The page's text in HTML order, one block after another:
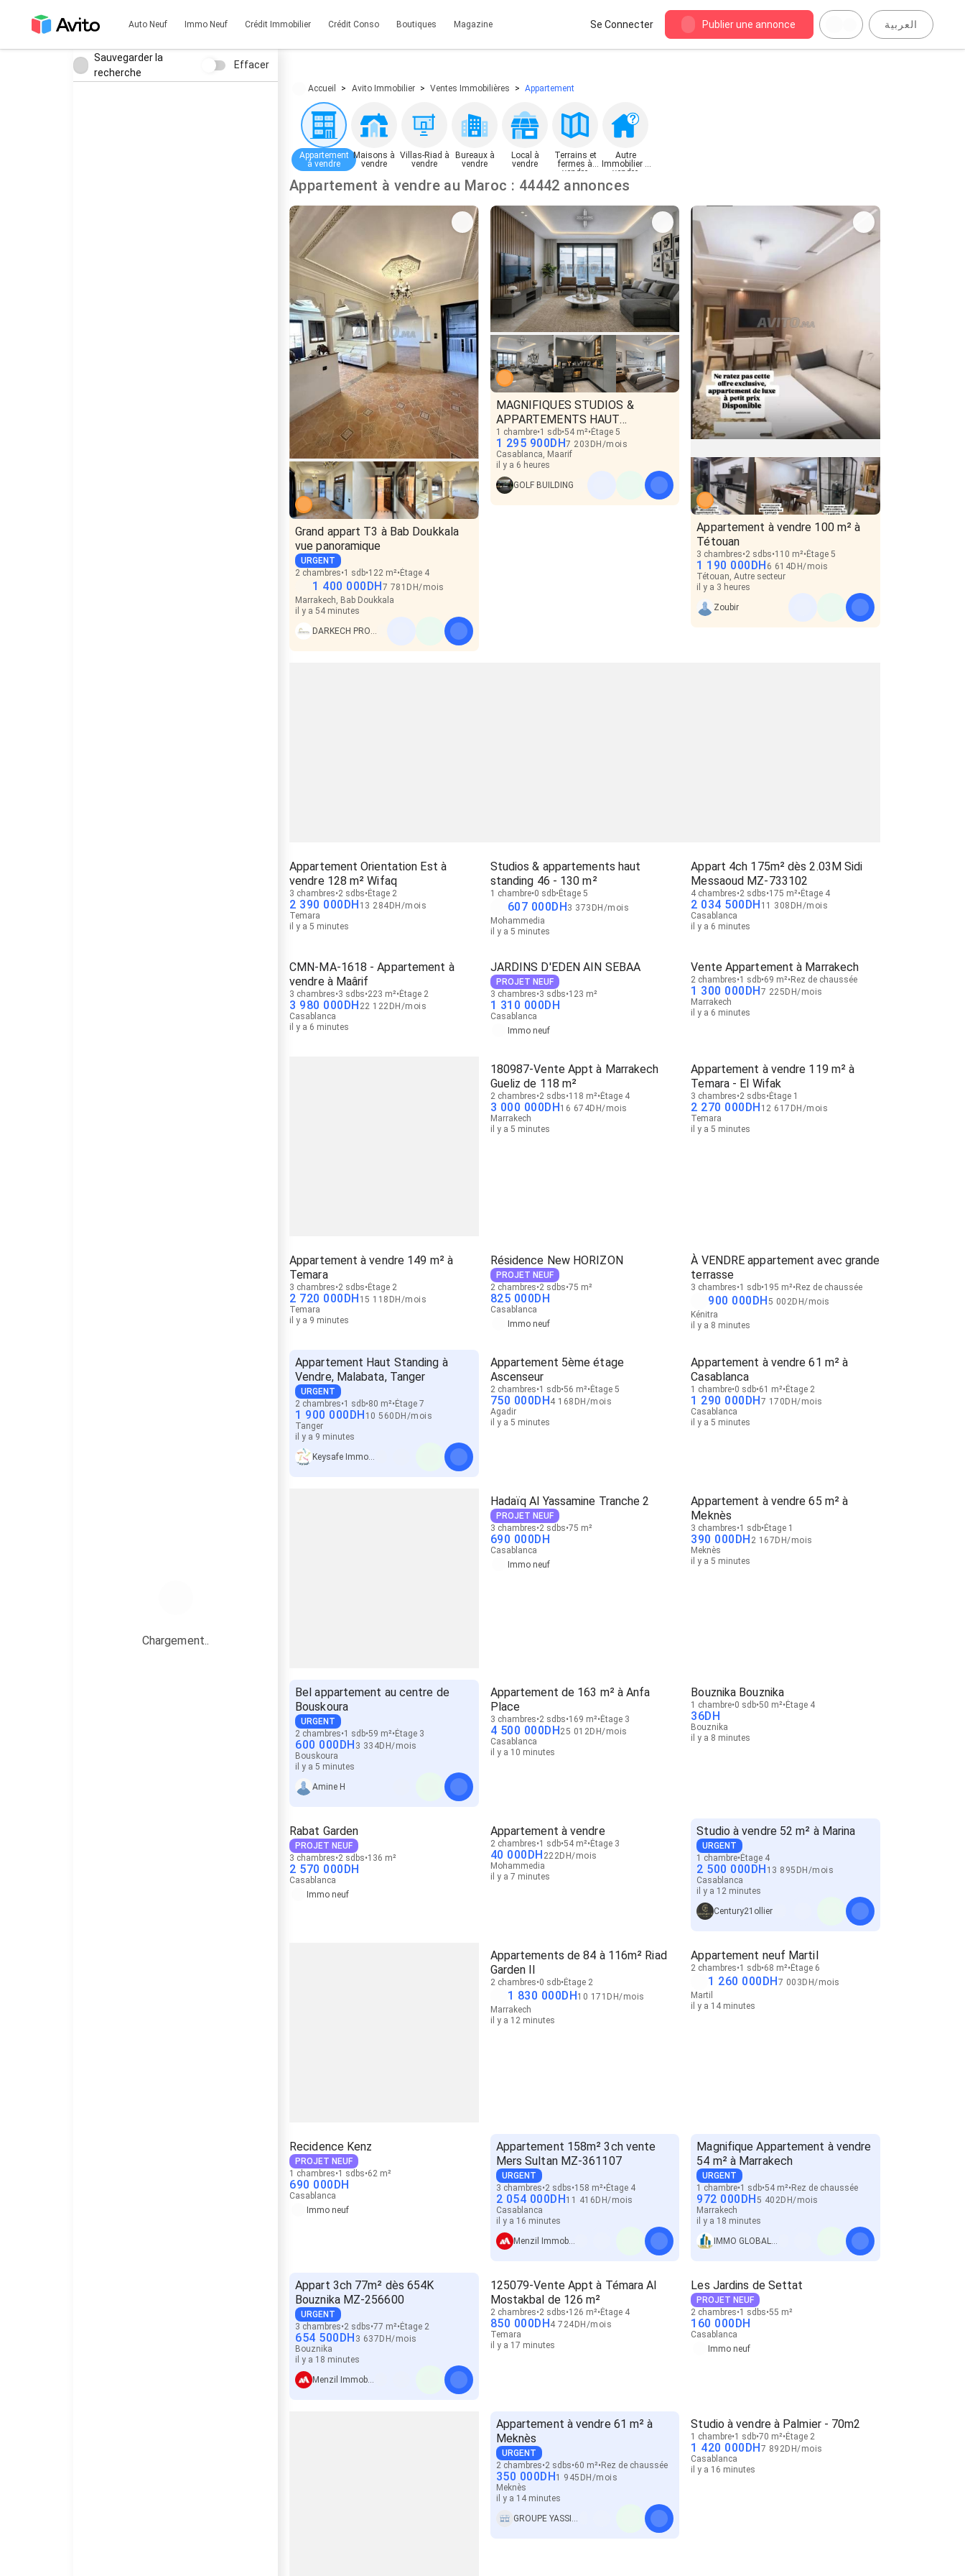
Auto Neuf Immo Neuf Crédit Immobilier Crédit Conso Boutiques Magazine Se Connecter Publier une annonce العربية
Sauvegarder la
recherche
Effacer
Chargement..
Accueil Avito Immobilier Ventes Immobilières Appartement
Appartement
à vendre
Maisons à
vendre
Villas-Riad à
vendre
Bureaux à
vendre
Local à
vendre
Terrains et
fermes à
vendre
Autre
Immobilier à
vendre
Appartement à vendre au Maroc : 44442 annonces
Grand appart T3 à Bab Doukkala
vue panoramique
URGENT
2 chambres 1 sdb 122 m² Étage 4
1 400 000DH7 781 DH/mois
Marrakech, Bab Doukkala
il y a 54 minutes
MAGNIFIQUES STUDIOS &
APPARTEMENTS HAUT
STANDING
1 chambre 1 sdb 54 m² Étage 5
1 295 900DH7 203 DH /mois
Casablanca, Maarif
il y a 6 heures
GOLF BUILDING
Appartement à vendre 100 m² à
Tétouan
3 chambres 2 sdbs 110 m² Étage 5
1 190 000DH 6 614DH/mois
Tétouan, Autre secteur
il y a 3 heures
Zoubir
Appartement Orientation Est à
vendre 128 m² Wifaq
3 chambres 2 sdbs Étage 2
2 390 000DH 13 284DH /mois
Temara
il y a 5 minutes
Studios & appartements haut
standing 46 - 130 m²
1 chambre 0 sdb Étage 5
607 000DH3 373 DH /mois
Mohammedia
il y a 5 minutes
Appart 4ch 175m² dès 2.03M Sidi
Messaoud MZ-733102
4 chambres 2 sdbs 175 m² Étage 4
2 034 500DH 11 308 DH /mois
Casablanca
il y a 6 minutes
CMN-MA-1618 - Appartement à
vendre à Maârif
3 chambres 3 sdbs 223 m² Étage 2
3 980 000DH 22 122 DH /mois
Casablanca
il y a 6 minutes
JARDINS D'EDEN AIN SEBAA
PROJET NEUF
3 chambres 3 sdbs 123 m²
1 310 000DH
Casablanca
Immo neuf
Vente Appartement à Marrakech
2 chambres 1 sdb 69 m² Rez de chaussée
1 300 000DH7 225DH/mois
Marrakech
il y a 6 minutes
180987-Vente Appt à Marrakech
Gueliz de 118 m²
2 chambres 2 sdbs 118 m² Étage 4
3 000 000DH16 674DH/mois
Marrakech
il y a 5 minutes
Appartement à vendre 119 m² à
Temara - El Wifak
3 chambres 2 sdbs Étage 1
2 270 000DH 12 617 DH /mois
Temara
il y a 5 minutes
Appartement à vendre 149 m² à
Temara
3 chambres 2 sdbs Étage 2
2 720 000DH 15 118 DH /mois
Temara
il y a 9 minutes
Résidence New HORIZON
PROJET NEUF
2 chambres 2 sdbs 75 m²
825 000DH
Casablanca
Immo neuf
À VENDRE appartement avec grande
terrasse
3 chambres 1 sdb 195 m² Rez de chaussée
900 000DH5 002DH/mois
Kénitra
il y a 8 minutes
Appartement Haut Standing à
Vendre, Malabata, Tanger
URGENT
2 chambres 1 sdb 80 m² Étage 7
1 900 000DH 10 560 DH /mois
Tanger
il y a 9 minutes
Appartement 5ème étage
Ascenseur
2 chambres 1 sdb 56 m² Étage 5
750 000DH4 168 DH /mois
Agadir
il y a 5 minutes
Appartement à vendre 61 m² à
Casablanca
1 chambre 0 sdb 61 m² Étage 2
1 290 000DH7 170DH/mois
Casablanca
il y a 5 minutes
Hadaïq Al Yassamine Tranche 2
PROJET NEUF
3 chambres 2 sdbs 75 m²
690 000DH
Casablanca
Immo neuf
Appartement à vendre 65 m² à
Meknès
3 chambres 1 sdb Étage 1
390 000DH 2 167DH/mois
Meknès
il y a 5 minutes
Bel appartement au centre de
Bouskoura
URGENT
2 chambres 1 sdb 59 m² Étage 3
600 000DH 3 334DH/mois
Bouskoura
il y a 5 minutes
Amine H
Appartement de 163 m² à Anfa
Place
3 chambres 2 sdbs 169 m² Étage 3
4 500 000DH25 012DH/mois
Casablanca
il y a 10 minutes
Bouznika Bouznika
1 chambre 0 sdb 50 m² Étage 4
36DH
Bouznika
il y a 8 minutes
Rabat Garden
PROJET NEUF
3 chambres 2 sdbs 136 m²
2 570 000DH
Casablanca
Immo neuf
Appartement à vendre
2 chambres 1 sdb 54 m² Étage 3
40 000DH 222DH/mois
Mohammedia
il y a 7 minutes
Studio à vendre 52 m² à Marina
URGENT
1 chambre Étage 4
2 500 000DH 13 895 DH /mois
Casablanca
il y a 12 minutes
Century21ollier
Appartements de 84 à 116m² Riad
Garden II
2 chambres 0 sdb Étage 2
1 830 000DH10 171 DH/mois
Marrakech
il y a 12 minutes
Appartement neuf Martil
2 chambres 1 sdb 68 m² Étage 6
1 260 000DH7 003 DH/mois
Martil
il y a 14 minutes
Recidence Kenz
PROJET NEUF
1 chambres 1 sdbs 62 m²
690 000DH
Casablanca
Immo neuf
Appartement 158m² 3ch vente
Mers Sultan MZ-361107
URGENT
3 chambres 2 sdbs 158 m² Étage 4
2 054 000DH11 416DH/mois
Casablanca
il y a 16 minutes
Menzil Immobilier
Magnifique Appartement à vendre
54 m² à Marrakech
URGENT
1 chambre 1 sdb 54 m² Rez de chaussée
972 000DH5 402DH/mois
Marrakech
il y a 18 minutes
Appart 3ch 77m² dès 654K
Bouznika MZ-256600
URGENT
3 chambres 2 sdbs 77 m² Étage 2
654 500DH 3 637DH/mois
Bouznika
il y a 18 minutes
125079-Vente Appt à Témara Al
Mostakbal de 126 m²
2 chambres 2 sdbs 126 m² Étage 4
850 000DH4 724DH /mois
Temara
il y a 17 minutes
Les Jardins de Settat
PROJET NEUF
2 chambres 1 sdbs 55 m²
160 000DH
Casablanca
Immo neuf
Appartement à vendre 61 m² à
Meknès
URGENT
2 chambres 2 sdbs 60 m² Rez de chaussée
350 000DH1 945 DH /mois
Meknès
il y a 14 minutes
Studio à vendre à Palmier - 70m2
1 chambre 1 sdb 70 m² Étage 2
1 420 000DH7 892DH/mois
Casablanca
il y a 16 minutes